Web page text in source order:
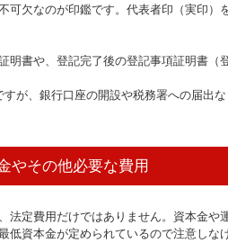
可欠なのが印鑑です。代表者印（実印）
明書や、登記完了後の登記事項証明書
が、銀行口座の開設や税務署への届出
やその他必要な費用
法定費用だけではありません。資本金や
低資本金が定められているので注意し